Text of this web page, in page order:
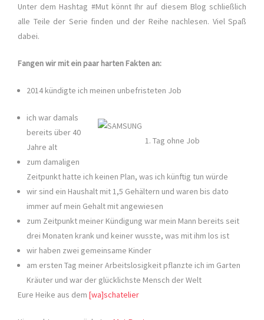
Unter dem Hashtag #Mut könnt Ihr auf diesem Blog schließlich
alle Teile der Serie finden und der Reihe nachlesen. Viel Spaß
dabei.
Fangen wir mit ein paar harten Fakten an:
2014 kündigte ich meinen unbefristeten Job
1. Tag ohne Job
ich war damals
bereits über 40
Jahre alt
zum damaligen
Zeitpunkt hatte ich keinen Plan, was ich künftig tun würde
wir sind ein Haushalt mit 1,5 Gehältern und waren bis dato
immer auf mein Gehalt mit angewiesen
zum Zeitpunkt meiner Kündigung war mein Mann bereits seit
drei Monaten krank und keiner wusste, was mit ihm los ist
wir haben zwei gemeinsame Kinder
am ersten Tag meiner Arbeitslosigkeit pflanzte ich im Garten
Kräuter und war der glücklichste Mensch der Welt
Eure Heike aus dem [wa]schatelier